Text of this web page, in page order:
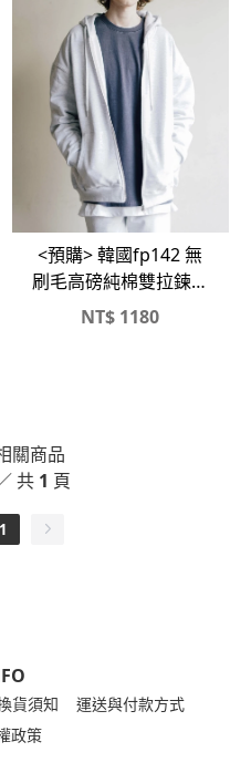
<預購> 韓國fp142 無
刷毛高磅純棉雙拉鍊連
帽外套
NT$ 1180
關商品
共 1 頁
1
貨須知
運送與付款方式
政策